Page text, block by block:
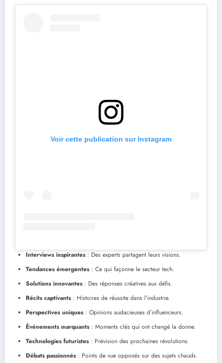
Voir cette publication sur Instagram
Interviews inspirantes: Des experts partagent leurs visions.
Tendances émergentes: Ce qui façonne le secteur tech.
Solutions innovantes: Des réponses créatives aux défis.
Récits captivants: Histoires de réussite dans l’industrie.
Perspectives uniques: Opinions audacieuses d’influenceurs.
Événements marquants: Moments clés qui ont changé la donne.
Technologies futuristes: Prévision des prochaines révolutions.
Débats passionnés: Points de vue opposés sur des sujets chauds.